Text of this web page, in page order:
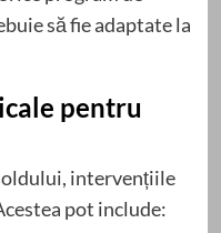
să fie adaptate la
pentru
intervențiile
pot include: